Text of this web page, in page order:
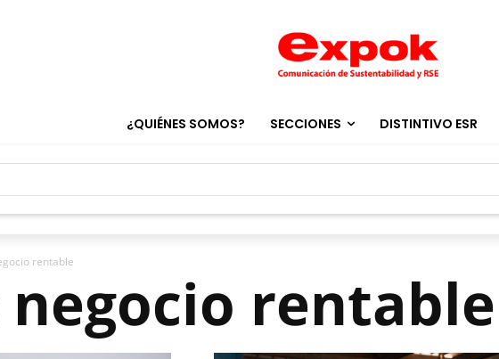
¿QUIÉNES SOMOS? SECCIONES DISTINTIVO ESR
rentable
negocio rentable